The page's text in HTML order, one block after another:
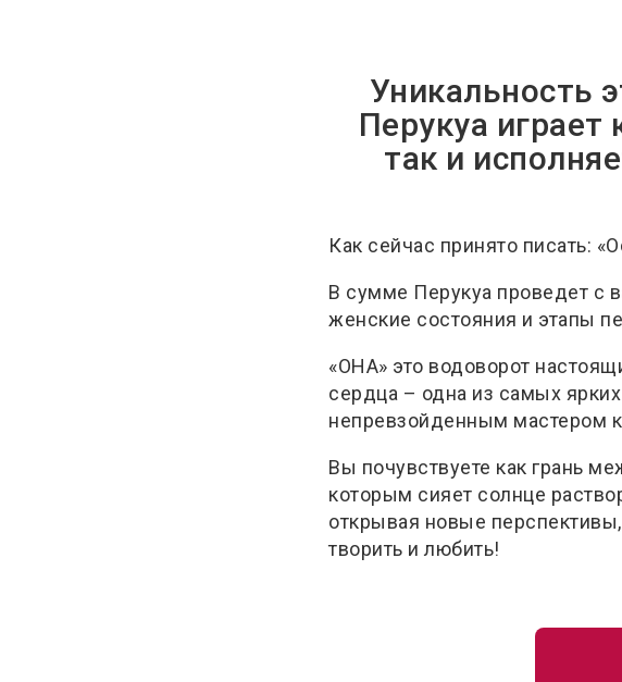
Уникальность
Перукуа играет
так и
Как сейчас принято писать:
В сумме Перукуа проведет с
женские состояния и этапы
«ОНА» это водоворот
сердца – одна из самых
непревзойденным мастером
Вы почувствуете как грань
которым сияет солнце
открывая новые
творить и любить!